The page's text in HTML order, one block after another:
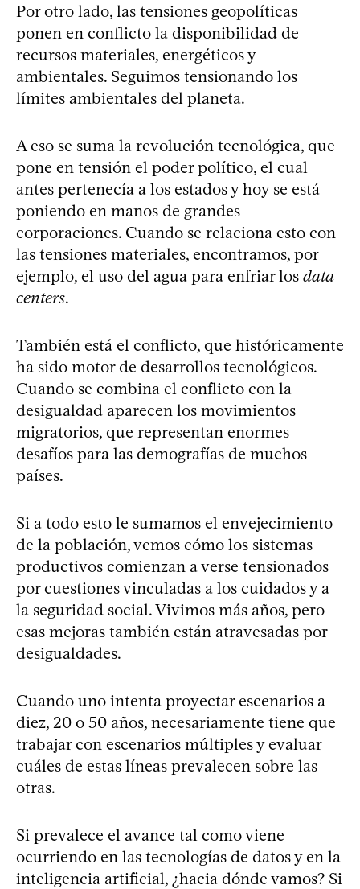
Por otro lado, las tensiones geopolíticas
ponen en conflicto la disponibilidad de
recursos materiales, energéticos y
ambientales. Seguimos tensionando los
límites ambientales del planeta.
A eso se suma la revolución tecnológica, que
pone en tensión el poder político, el cual
antes pertenecía a los estados y hoy se está
poniendo en manos de grandes
corporaciones. Cuando se relaciona esto con
las tensiones materiales, encontramos, por
ejemplo, el uso del agua para enfriar los data
centers.
También está el conflicto, que históricamente
ha sido motor de desarrollos tecnológicos.
Cuando se combina el conflicto con la
desigualdad aparecen los movimientos
migratorios, que representan enormes
desafíos para las demografías de muchos
países.
Si a todo esto le sumamos el envejecimiento
de la población, vemos cómo los sistemas
productivos comienzan a verse tensionados
por cuestiones vinculadas a los cuidados y a
la seguridad social. Vivimos más años, pero
esas mejoras también están atravesadas por
desigualdades.
Cuando uno intenta proyectar escenarios a
diez, 20 o 50 años, necesariamente tiene que
trabajar con escenarios múltiples y evaluar
cuáles de estas líneas prevalecen sobre las
otras.
Si prevalece el avance tal como viene
ocurriendo en las tecnologías de datos y en la
inteligencia artificial, ¿hacia dónde vamos? Si